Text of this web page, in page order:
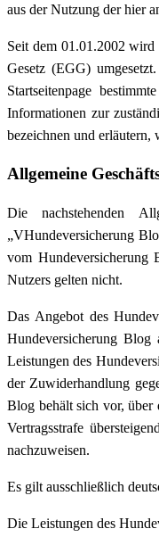
aus der Nutzung der hier
Seit dem 01.01.2002
Gesetz (EGG)
Startseitenpage
Informationen zur
bezeichnen und
Allgemeine
Die nachstehenden
„VHundeversicherung
vom Hundeversicherung
Nutzers gelten nicht.
Das Angebot des
Hundeversicherung Blog
Leistungen des
der Zuwiderhandlung
Blog behält sich vor, über
Vertragsstrafe
nachzuweisen.
Es gilt ausschließlich
Die Leistungen des